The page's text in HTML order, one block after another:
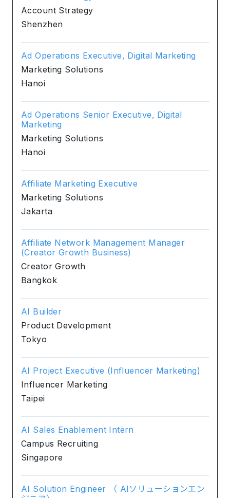
Account Strategy
Shenzhen
Ad Operations Executive, Digital Marketing
Marketing Solutions
Hanoi
Ad Operations Senior Executive, Digital
Marketing
Marketing Solutions
Hanoi
Affiliate Marketing Executive
Marketing Solutions
Jakarta
Affiliate Network Management Manager
(Creator Growth Business)
Creator Growth
Bangkok
AI Builder
Product Development
Tokyo
AI Project Executive (Influencer Marketing)
Influencer Marketing
Taipei
AI Sales Enablement Intern
Campus Recruiting
Singapore
AI Solution Engineer （ AIソリューションエン